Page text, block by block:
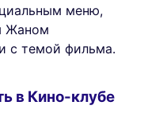
меню,
Жаном
с темой фильма.
в Кино-клубе